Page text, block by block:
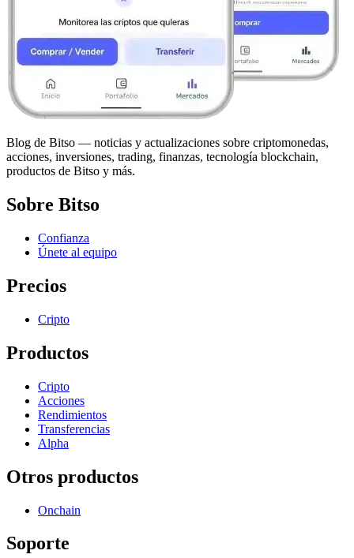
Blog de Bitso — noticias y actualizaciones sobre criptomonedas,
acciones, inversiones, trading, finanzas, tecnología blockchain,
productos de Bitso y más.
Sobre Bitso
Confianza
Únete al equipo
Precios
Cripto
Productos
Cripto
Acciones
Rendimientos
Transferencias
Alpha
Otros productos
Onchain
Soporte